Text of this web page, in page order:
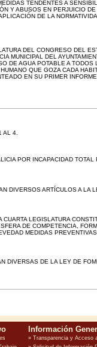
TENDENTES A
Y ABUSOS EN PERJUICIO
DE LA
DEL CONGRESO DEL
MUNICIPAL DEL
DE AGUA POTABLE A
QUE GOZA CADA
EN SU PRIMER
AL 4.
POR INCAPACIDAD
DIVERSOS ARTÍCULOS A LA
LEGISLATURA
DE COMPETENCIA,
MEDIDAS
DIVERSAS DE LA LEY DE